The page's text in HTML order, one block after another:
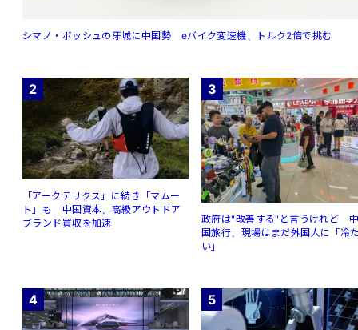
シマノ・ボッシュの牙城に中国勢 eバイク変速機、トルク2倍で挑む
2
「アークテリクス」に続き「マムー
ト」も 中国資本、高級アウトドア
ブランド買収を加速
3
政府は"改善する"と言うけれど
国旅行、現場はまだ外国人に「冷
い」
4 5